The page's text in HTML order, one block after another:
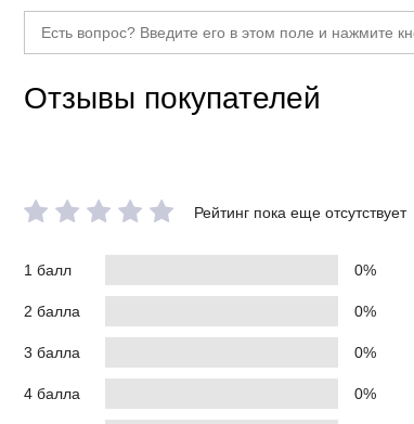
Отзывы покупателей
Рейтинг пока еще отсутствует
1 балл 0%
2 балла 0%
3 балла 0%
4 балла 0%